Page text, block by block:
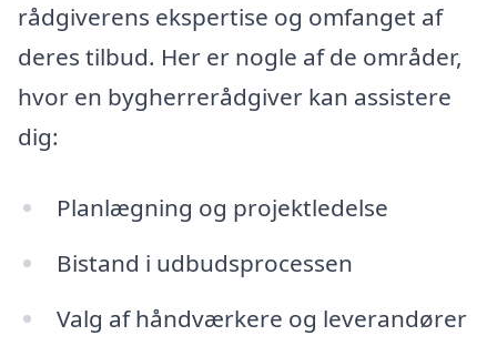
rådgiverens ekspertise og omfanget af
deres tilbud. Her er nogle af de områder,
hvor en bygherrerådgiver kan assistere
dig:
Planlægning og projektledelse
Bistand i udbudsprocessen
Valg af håndværkere og leverandører